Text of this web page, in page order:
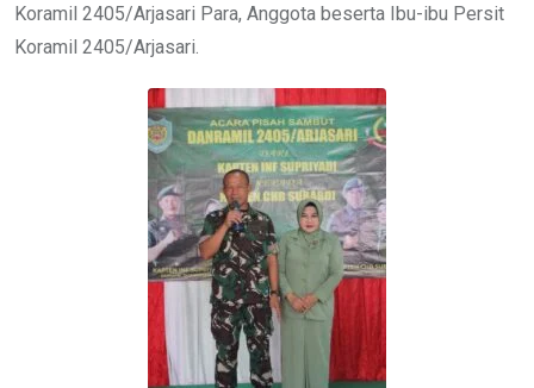
Koramil 2405/Arjasari Para, Anggota beserta Ibu-ibu Persit
Koramil 2405/Arjasari.